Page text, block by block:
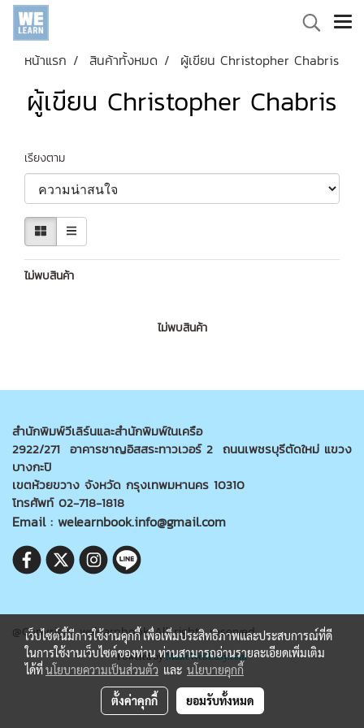
หน้าแรก สินค้าทั้งหมด ผู้เขียน Christopher Chabris
ผู้เขียน Christopher Chabris
เรียงตาม
ไม่พบสินค้า
ไม่พบสินค้า
สำนักพิมพ์วีเลิร์นและสำนักพิมพ์ในเครือ
2922/271 อาคารชาญอิสสระทาวเวอร์ 2 ถนนเพชรบุรีตัดใหม่ แขวง
บางกะปิ
เขตห้วยขวาง จังหวัด กรุงเทพมหานคร 10310
โทรศัพท์ 02-718-1818
Email : welearnbook.info@gmail.com
@Copyright welearnbook All rights reserved
Powered byMakeWebEasy.com
เว็บไซต์นี้มีการใช้งานคุกกี้ เพื่อเพิ่มประสิทธิภาพและประสบการณ์ที่ดี
ในการใช้งานเว็บไซต์ของท่าน ท่านสามารถอ่านรายละเอียดเพิ่มเติม
ได้ที่นโยบายความเป็นส่วนตัว และ นโยบายคุกกี้
ตั้งค่าคุกกี้ ยอมรับทั้งหมด